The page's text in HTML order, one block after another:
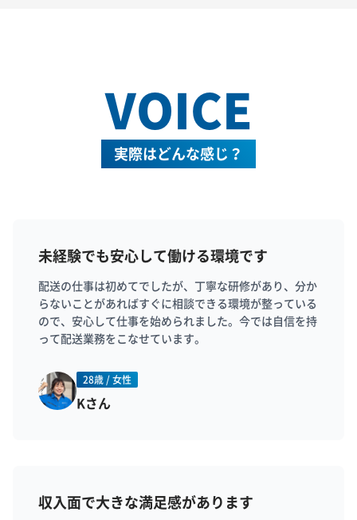
VOICE
実際はどんな感じ？
未経験でも安心して働ける環境です
配送の仕事は初めてでしたが、丁寧な研修があり、分か
らないことがあればすぐに相談できる環境が整っている
ので、安心して仕事を始められました。今では自信を持
って配送業務をこなせています。
28歳 / 女性
Kさん
収入面で大きな満足感があります